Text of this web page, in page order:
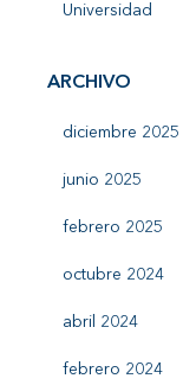
Universidad
ARCHIVO
diciembre 2025
junio 2025
febrero 2025
octubre 2024
abril 2024
febrero 2024